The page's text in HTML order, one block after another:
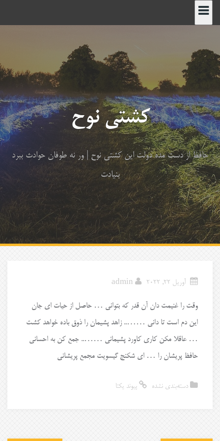
پرش
به
کشتی نوح
حافظ از دست مده دولت این کشتی نوح | ور نه طوفان حوادث ببرد
بنیادت
آوریل 22, 2022 admin
وقت را غنیمت دان آن قدر که بتوانی … حاصل از حیات ای جان
این دم است تا دانی …….. زاهد پشیمان را ذوق باده خواهد کشت
… عاقلا مکن کاری کاورد پشیمانی …….. جمع کن به احسانی
حافظ پریشان را … ای شکنج گیسویت مجمع پریشانی
دسته‌بندی نشده پیوند یکتا